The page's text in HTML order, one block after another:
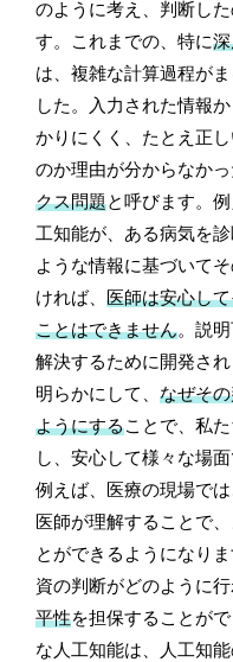
のように考え、判断し
す。これまでの、特に
は、複雑な計算過程が
した。入力された情報
かりにくく、たとえ正
のか理由が分からなか
クス問題と呼びます。
工知能が、ある病気を
ような情報に基づいて
ければ、医師は安心し
ことはできません。説
解決するために開発さ
明らかにして、なぜそ
ようにすることで、私
し、安心して様々な場
例えば、医療の現場で
医師が理解することで
とができるようになり
資の判断がどのように
平性を担保することが
な人工知能は、人工知